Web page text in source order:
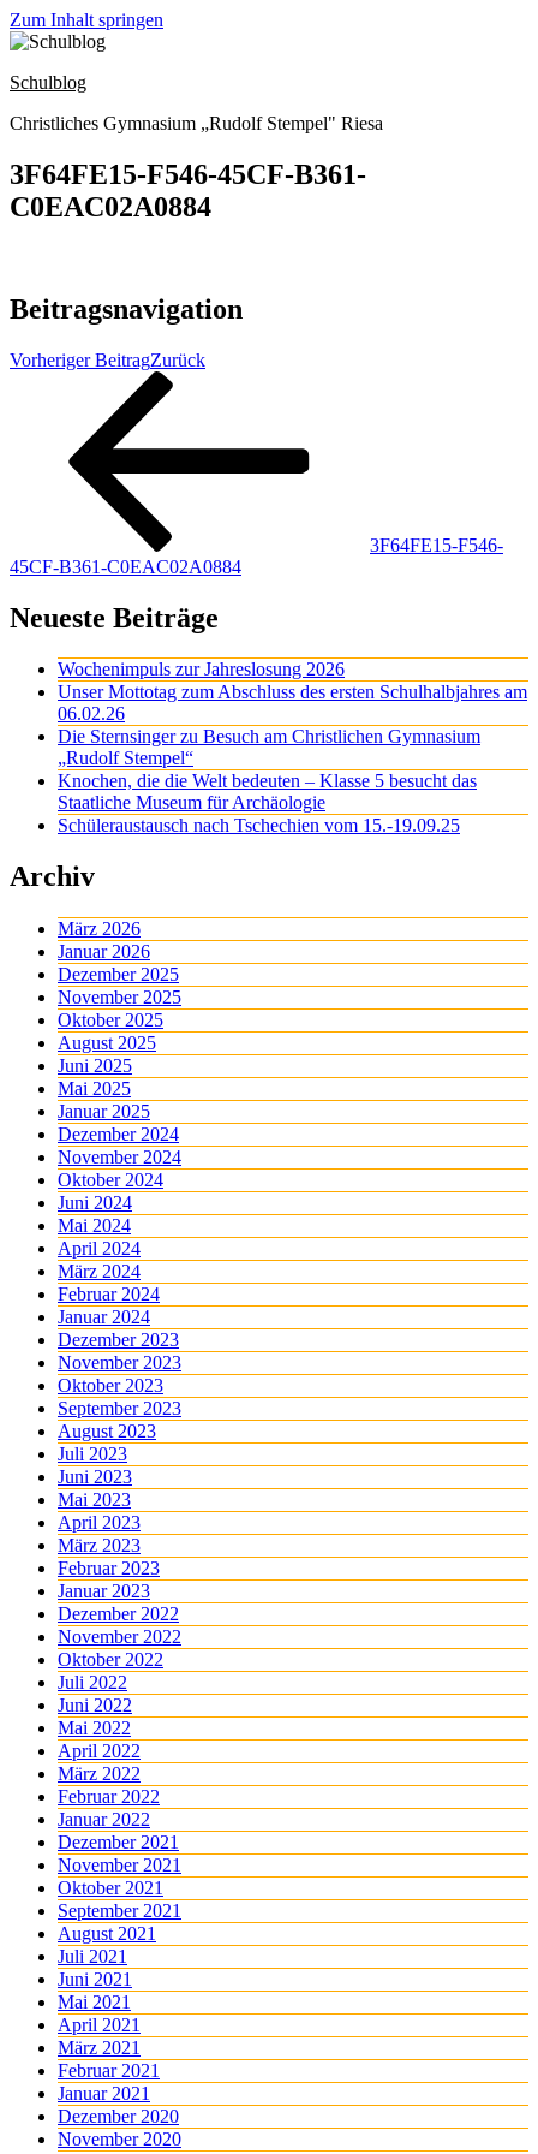
Zum Inhalt springen
Schulblog
Christliches Gymnasium „Rudolf Stempel" Riesa
3F64FE15-F546-45CF-B361-
C0EAC02A0884
Beitragsnavigation
Vorheriger BeitragZurück
3F64FE15-F546-
45CF-B361-C0EAC02A0884
Neueste Beiträge
Wochenimpuls zur Jahreslosung 2026
Unser Mottotag zum Abschluss des ersten Schulhalbjahres am
06.02.26
Die Sternsinger zu Besuch am Christlichen Gymnasium
„Rudolf Stempel“
Knochen, die die Welt bedeuten – Klasse 5 besucht das
Staatliche Museum für Archäologie
Schüleraustausch nach Tschechien vom 15.-19.09.25
Archiv
März 2026
Januar 2026
Dezember 2025
November 2025
Oktober 2025
August 2025
Juni 2025
Mai 2025
Januar 2025
Dezember 2024
November 2024
Oktober 2024
Juni 2024
Mai 2024
April 2024
März 2024
Februar 2024
Januar 2024
Dezember 2023
November 2023
Oktober 2023
September 2023
August 2023
Juli 2023
Juni 2023
Mai 2023
April 2023
März 2023
Februar 2023
Januar 2023
Dezember 2022
November 2022
Oktober 2022
Juli 2022
Juni 2022
Mai 2022
April 2022
März 2022
Februar 2022
Januar 2022
Dezember 2021
November 2021
Oktober 2021
September 2021
August 2021
Juli 2021
Juni 2021
Mai 2021
April 2021
März 2021
Februar 2021
Januar 2021
Dezember 2020
November 2020